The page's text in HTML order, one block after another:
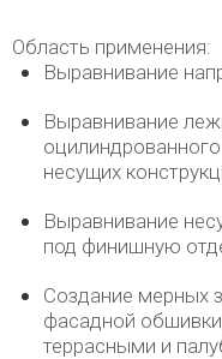
Область применения:
Выравнивание
Выравнивание
несущих
Выравнивание
под финишную
Создание мерных
фасадной
террасными и